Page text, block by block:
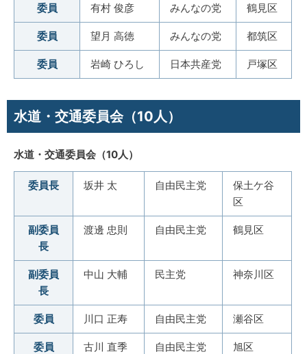
委員 有村 俊彦 みんなの党 鶴見区
委員 望月 高徳 みんなの党 都筑区
委員 岩崎 ひろし 日本共産党 戸塚区
水道・交通委員会（10人）
水道・交通委員会（10人）
委員長 坂井 太 自由民主党
保土ケ谷
区
副委員
長
渡邊 忠則 自由民主党 鶴見区
副委員
長
中山 大輔 民主党 神奈川区
委員 川口 正寿 自由民主党 瀬谷区
委員 古川 直季 自由民主党 旭区